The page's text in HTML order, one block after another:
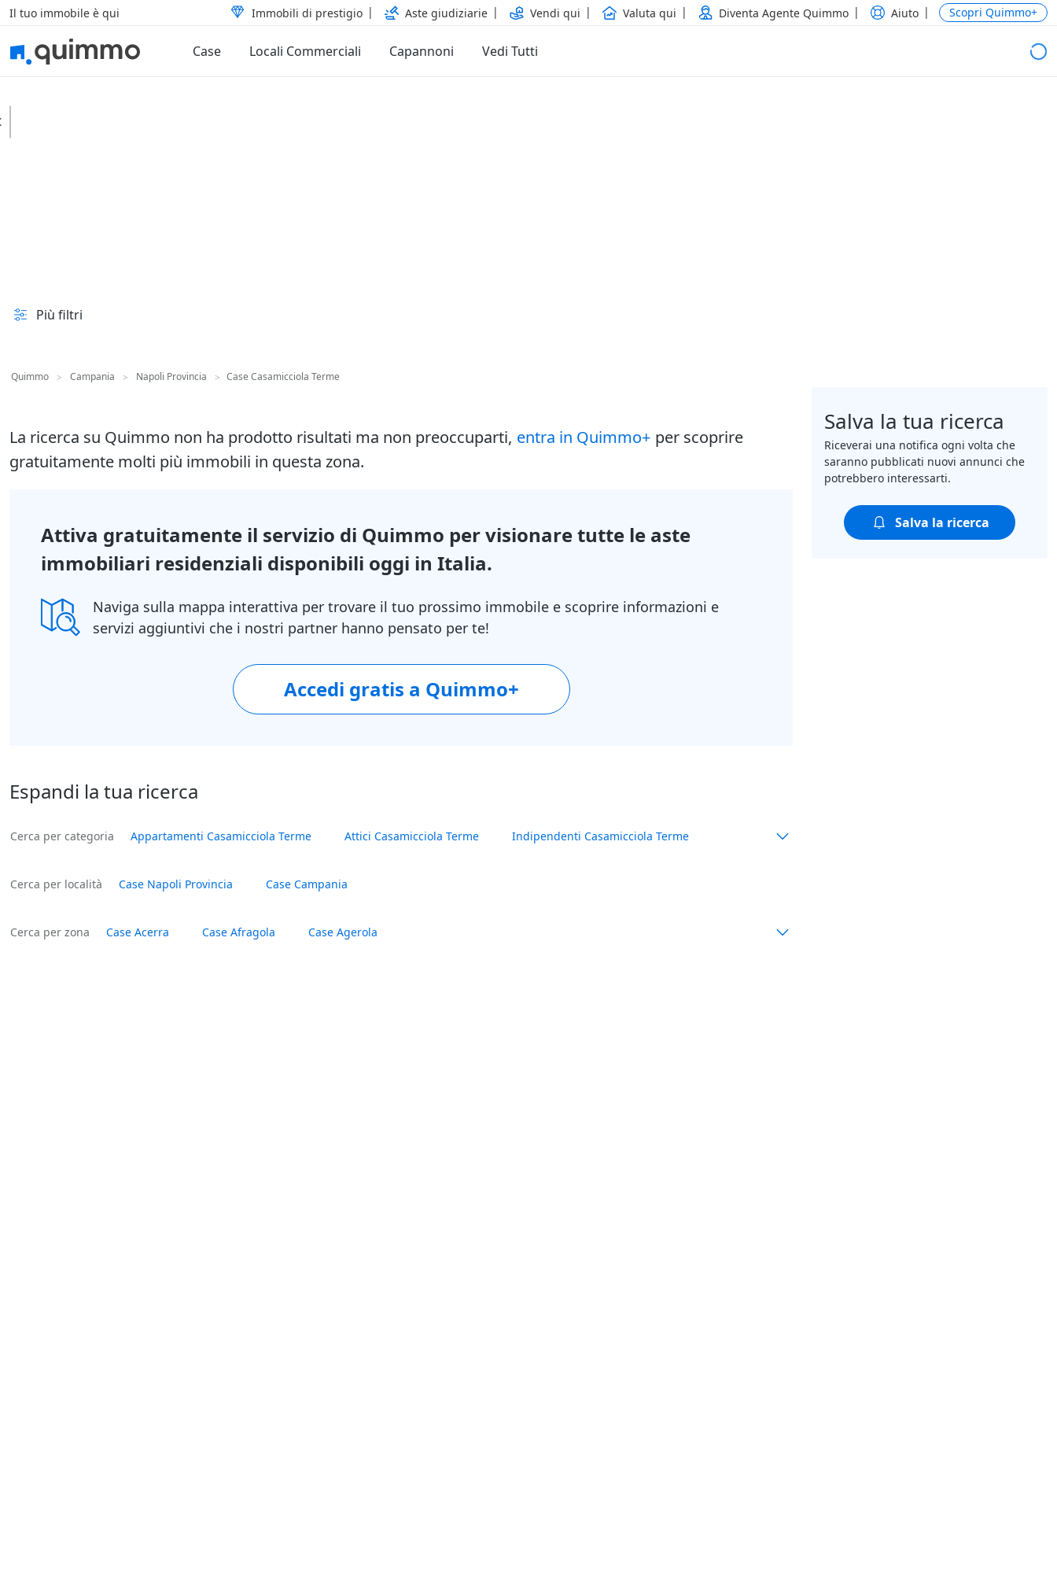
Il tuo immobile è qui Immobili di prestigio Aste giudiziarie Vendi qui Valuta qui Diventa Agente Quimmo Aiuto Scopri Quimmo+
Case Locali Commerciali Capannoni Vedi Tutti
Più filtri
Quimmo > Campania > Napoli Provincia > Case Casamicciola Terme
La ricerca su Quimmo non ha prodotto risultati ma non preoccuparti, entra in Quimmo+ per scoprire
gratuitamente molti più immobili in questa zona.
Attiva gratuitamente il servizio di Quimmo per visionare tutte le aste
immobiliari residenziali disponibili oggi in Italia.
Naviga sulla mappa interattiva per trovare il tuo prossimo immobile e scoprire informazioni e
servizi aggiuntivi che i nostri partner hanno pensato per te!
Accedi gratis a Quimmo+
Espandi la tua ricerca
Cerca per categoria Appartamenti Casamicciola Terme Attici Casamicciola Terme Indipendenti Casamicciola Terme
Cerca per località Case Napoli Provincia Case Campania
Cerca per zona Case Acerra Case Afragola Case Agerola
Salva la tua ricerca
Riceverai una notifica ogni volta che
saranno pubblicati nuovi annunci che
potrebbero interessarti.
Salva la ricerca